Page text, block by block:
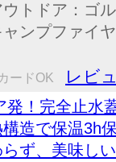
トドア：ゴ
ンプファイ
ードOK レビ
発！完全止水
造で保温3h
ず、美味し